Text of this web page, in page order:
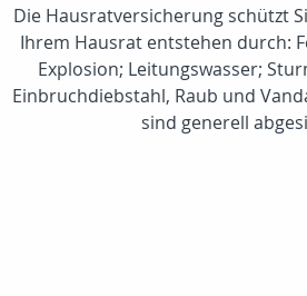
Die Hausratversicherung schützt
Ihrem Hausrat entstehen durch:
Explosion; Leitungswasser;
Einbruchdiebstahl, Raub und
sind generell